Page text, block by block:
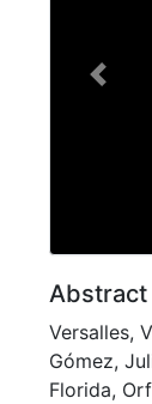
Abstract
Versalles,
Gómez,
Florida,